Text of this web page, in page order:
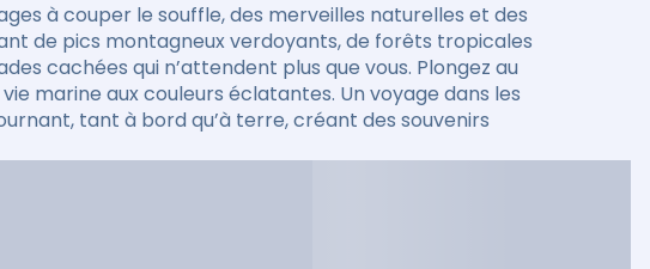
à couper le souffle, des merveilles naturelles et des
de pics montagneux verdoyants, de forêts tropicales
cachées qui n’attendent plus que vous. Plongez au
marine aux couleurs éclatantes. Un voyage dans les
tant à bord qu’à terre, créant des souvenirs